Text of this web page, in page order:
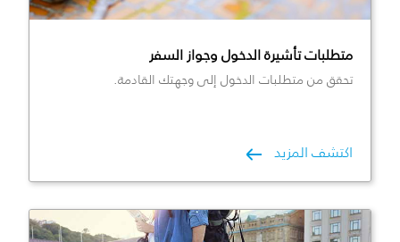
متطلبات تأشيرة الدخول وجواز السفر
تحقق من متطلبات الدخول إلى وجهتك القادمة.
اكتشف المزيد